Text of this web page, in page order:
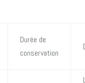
Durée de
conservation